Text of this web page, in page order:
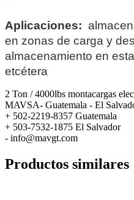
Aplicaciones:
en zonas de carga y
almacenamiento en
etcétera
2 Ton / 4000lbs montacargas
MAVSA- Guatemala - El
+ 502-2219-8357 Guatemala
+ 503-7532-1875 El Salvador
- info@mavgt.com
Productos similares